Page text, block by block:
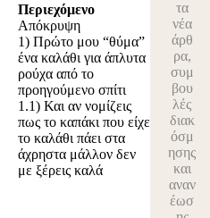
Περιεχόμενο
Απόκρυψη
1) Πρώτο μου “θύμα”
ένα καλάθι για άπλυτα
ρούχα από το
προηγούμενο σπίτι
1.1) Και αν νομίζεις
πως το καπάκι που είχε
το καλάθι πάει στα
άχρηστα μάλλον δεν
με ξέρεις καλά
τα
νέα
άρθ
ρα,
συμ
βου
λές
διακ
όσμ
ησης
και
αναν
έωσ